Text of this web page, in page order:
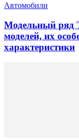
Автомобили
Модельный ряд
моделей, их
характеристики